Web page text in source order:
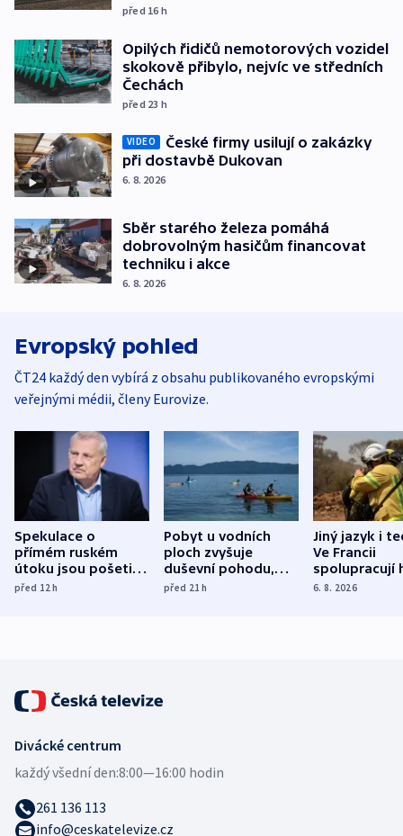
před 16 h
Opilých řidičů nemotorových vozidel
skokově přibylo, nejvíc ve středních
Čechách
před 23 h
VIDEO
České firmy usilují o zakázky
při dostavbě Dukovan
6. 8. 2026
Sběr starého železa pomáhá
dobrovolným hasičům financovat
techniku i akce
6. 8. 2026
Evropský pohled
ČT24 každý den vybírá z obsahu publikovaného evropskými
veřejnými médii, členy Eurovize.
Spekulace o
přímém ruském
útoku jsou pošetilé,
míní estonský
před 12h
Pobyt u vodních
ploch zvyšuje
duševní pohodu,
ukázala
před 21h
Jiný jazyk i
Ve Francii
spolupracují
různých zemí
6. 8. 2026
Divácké centrum
každý všední den:8:00—16:00 hodin
261 136 113
info@ceskatelevize.cz